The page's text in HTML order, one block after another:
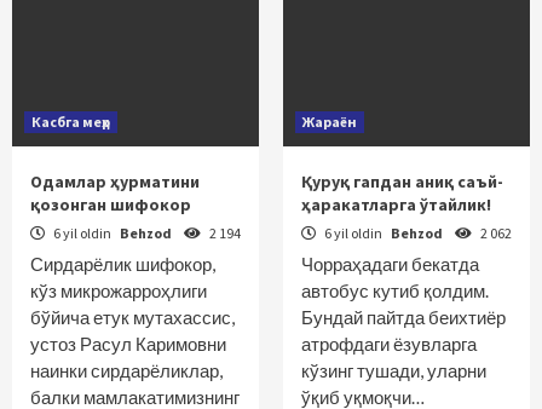
Касбга меҳр
Одамлар ҳурматини
қозонган шифокор
6 yil oldin Behzod 2 194
Сирдарёлик шифокор,
кўз микрожарроҳлиги
бўйича етук мутахассис,
устоз Расул Каримовни
наинки сирдарёликлар,
балки мамлакатимизнинг
Жараён
Қуруқ гапдан аниқ саъй-
ҳаракатларга ўтайлик!
6 yil oldin Behzod 2 062
Чорраҳадаги бекатда
автобус кутиб қолдим.
Бундай пайтда беихтиёр
атрофдаги ёзувларга
кўзинг тушади, уларни
ўқиб уқмоқчи…